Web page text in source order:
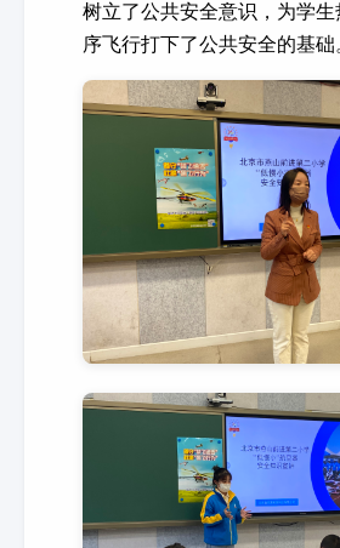
树立了公共安全意识，为学
序飞行打下了公共安全的基础